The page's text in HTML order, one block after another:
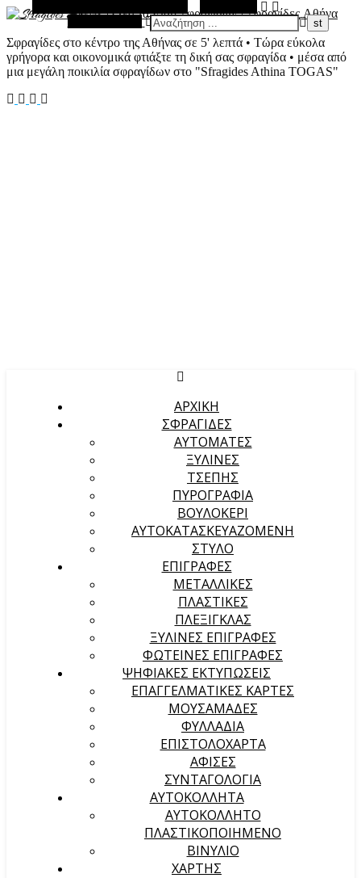
Σφραγίδες στο κέντρο της Αθήνας σε 5' λεπτά • Τώρα εύκολα
γρήγορα και οικονομικά φτιάξτε τη δική σας σφραγίδα • μέσα από
μια μεγάλη ποικιλία σφραγίδων στο "Sfragides Athina TOGAS"
Τυχαίο Άρθρο
ΑΡΧΙΚΉ
ΣΦΡΑΓΙΔΕΣ
ΑΥΤΟΜΑΤΕΣ
ΞΥΛΙΝΕΣ
ΤΣΕΠΗΣ
ΠΥΡΟΓΡΑΦΙΑ
ΒΟΥΛΟΚΕΡΙ
ΑΥΤΟΚΑΤΑΣΚΕΥΑΖΟΜΕΝΗ
ΣΤΥΛΟ
ΕΠΙΓΡΑΦΕΣ
ΜΕΤΑΛΛΙΚΕΣ
ΠΛΑΣΤΙΚΕΣ
ΠΛΕΞΙΓΚΛΑΣ
ΞΥΛΙΝΕΣ ΕΠΙΓΡΑΦΕΣ
ΦΩΤΕΙΝΕΣ ΕΠΙΓΡΑΦΕΣ
ΨΗΦΙΑΚΕΣ ΕΚΤΥΠΩΣΕΙΣ
ΕΠΑΓΓΕΛΜΑΤΙΚΕΣ ΚΑΡΤΕΣ
ΜΟΥΣΑΜΑΔΕΣ
ΦΥΛΛΑΔΙΑ
ΕΠΙΣΤΟΛΟΧΑΡΤΑ
ΑΦΙΣΕΣ
ΣΥΝΤΑΓΟΛΟΓΙΑ
ΑΥΤΟΚΟΛΛΗΤΑ
ΑΥΤΟΚΟΛΛΗΤΟ
ΠΛΑΣΤΙΚΟΠΟΙΗΜΕΝΟ
ΒΙΝΥΛΙΟ
ΧΑΡΤΗΣ